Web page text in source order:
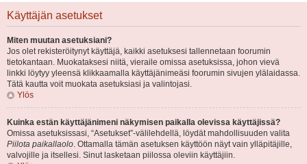
Käyttäjän asetukset
Miten muutan asetuksiani?
Jos olet rekisteröitynyt käyttäjä, kaikki asetuksesi tallennetaan foorumin
tietokantaan. Muokataksesi niitä, vieraile omissa asetuksissa, johon vievä
linkki löytyy yleensä klikkaamalla käyttäjänimeäsi foorumin sivujen ylälaidassa.
Tätä kautta voit muokata asetuksiasi ja valintojasi.
Ylös
Kuinka estän käyttäjänimeni näkymisen paikalla olevissa käyttäjissä?
Omissa asetuksissasi, “Asetukset”-välilehdellä, löydät mahdollisuuden valita
Piilota paikallaolo. Ottamalla tämän asetuksen käyttöön näyt vain ylläpitäjille,
valvojille ja itsellesi. Sinut lasketaan piilossa oleviin käyttäjiin.